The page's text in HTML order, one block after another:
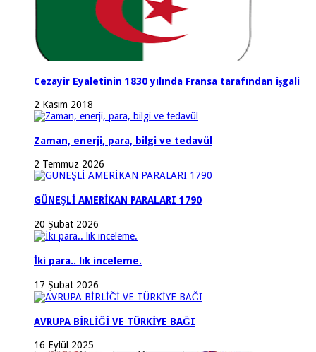
Cezayir Eyaletinin 1830 yılında Fransa tarafından işgali
2 Kasım 2018
Zaman, enerji, para, bilgi ve tedavül
2 Temmuz 2026
GÜNEŞLİ AMERİKAN PARALARI 1790
20 Şubat 2026
İki para.. lık inceleme.
17 Şubat 2026
AVRUPA BİRLİĞİ VE TÜRKİYE BAĞI
16 Eylül 2025